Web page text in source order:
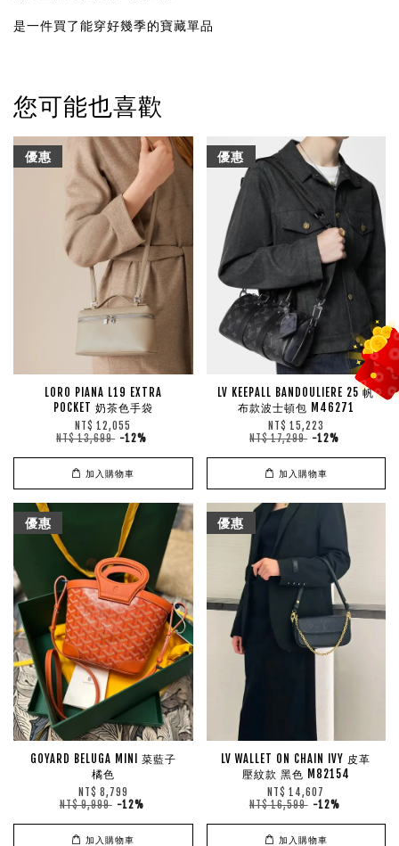
是一件買了能穿好幾季的寶藏單品
您可能也喜歡
優惠
LORO PIANA L19 EXTRA
POCKET 奶茶色手袋
NT$ 12,055
NT$ 13,699 -12%
加入購物車
優惠
LV KEEPALL BANDOULIERE 25 帆
布款波士頓包 M46271
NT$ 15,223
NT$ 17,299 -12%
加入購物車
優惠
GOYARD BELUGA MINI 菜藍子
橘色
NT$ 8,799
NT$ 9,999 -12%
加入購物車
優惠
LV WALLET ON CHAIN IVY 皮革
壓紋款 黑色 M82154
NT$ 14,607
NT$ 16,599 -12%
加入購物車